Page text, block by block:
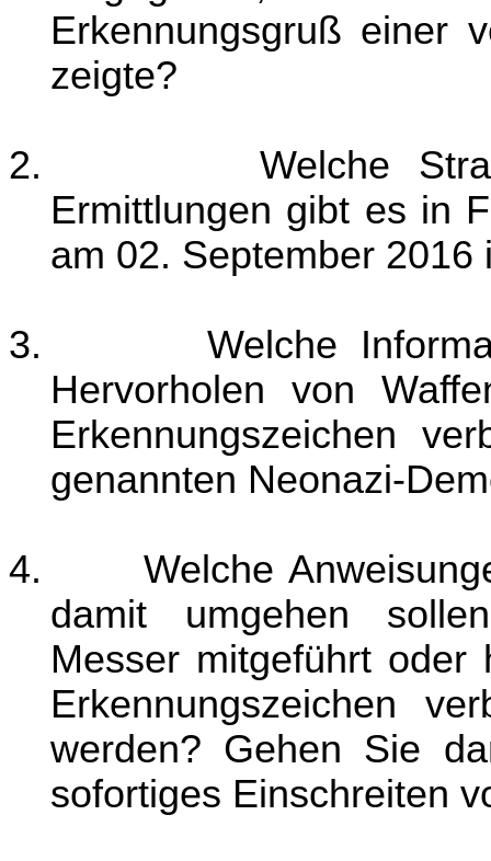
Erkennungsgruß einer
zeigte?
2.
Welche
Ermittlungen gibt es in
am 02. September 2016
3.
Welche
Hervorholen von
Erkennungszeichen
genannten Neonazi-
4.
Welche
damit umgehen
Messer mitgeführt oder
Erkennungszeichen
werden? Gehen Sie
sofortiges Einschreiten